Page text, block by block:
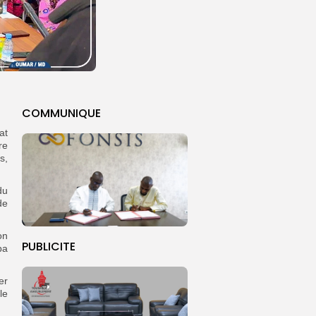
COMMUNIQUE
PUBLICITE